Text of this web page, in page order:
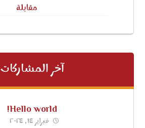
مقابلة
آخر المشاركات
Hello world!
فبراير ١٤, ٢٠٢٤